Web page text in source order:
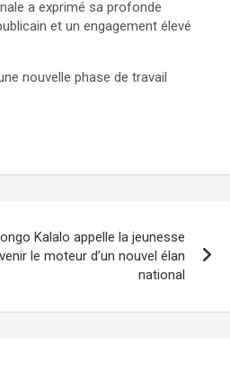
a exprimé sa profonde
et un engagement élevé
nouvelle phase de travail
Kalalo appelle la jeunesse
le moteur d’un nouvel élan
national